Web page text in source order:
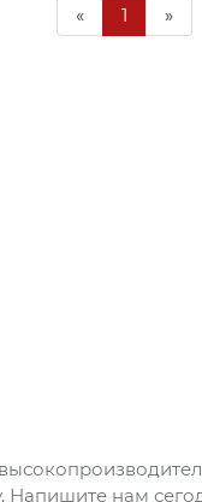
« 1 »
Напишите нам